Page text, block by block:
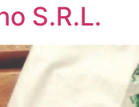
S.R.L.